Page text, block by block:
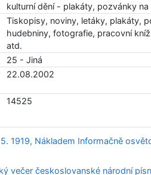
kulturní dění - plakáty, pozvánky na
Tiskopisy, noviny, letáky, plakáty,
hudebniny, fotografie, pracovní
atd.
25 - Jiná
22.08.2002
14525